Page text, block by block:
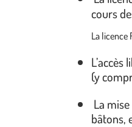
cours
La licence
(y
La
bâtons,